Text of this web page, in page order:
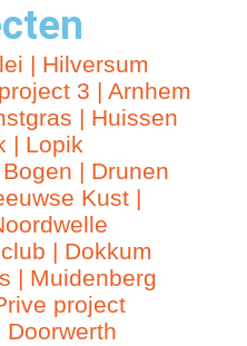
| Hilversum
3 | Arnhem
| Huissen
| Lopik
| Drunen
Kust |
| Dokkum
| Muidenberg
project
Doorwerth